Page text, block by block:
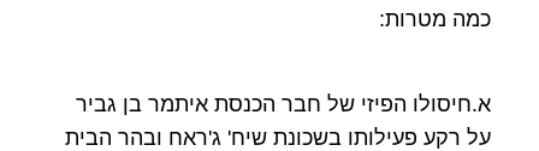
כמה מטרות:
א.חיסולו הפיזי של חבר הכנסת איתמר בן גביר
על רקע פעילותו בשכונת שיח' ג'ראח ובהר הבית